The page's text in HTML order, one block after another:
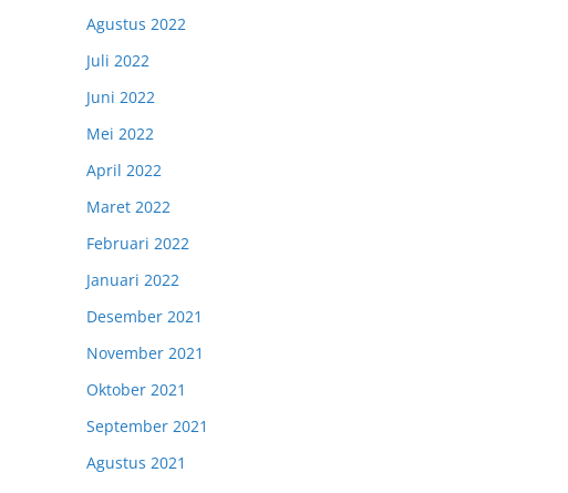
Agustus 2022
Juli 2022
Juni 2022
Mei 2022
April 2022
Maret 2022
Februari 2022
Januari 2022
Desember 2021
November 2021
Oktober 2021
September 2021
Agustus 2021